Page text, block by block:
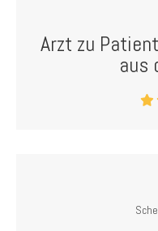
Arzt zu
aus